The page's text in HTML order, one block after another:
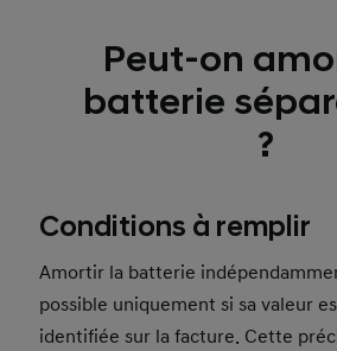
Peut-on
batterie
?
Conditions à remplir
Amortir la batterie
possible uniquement si sa valeur
identifiée sur la facture. Cette